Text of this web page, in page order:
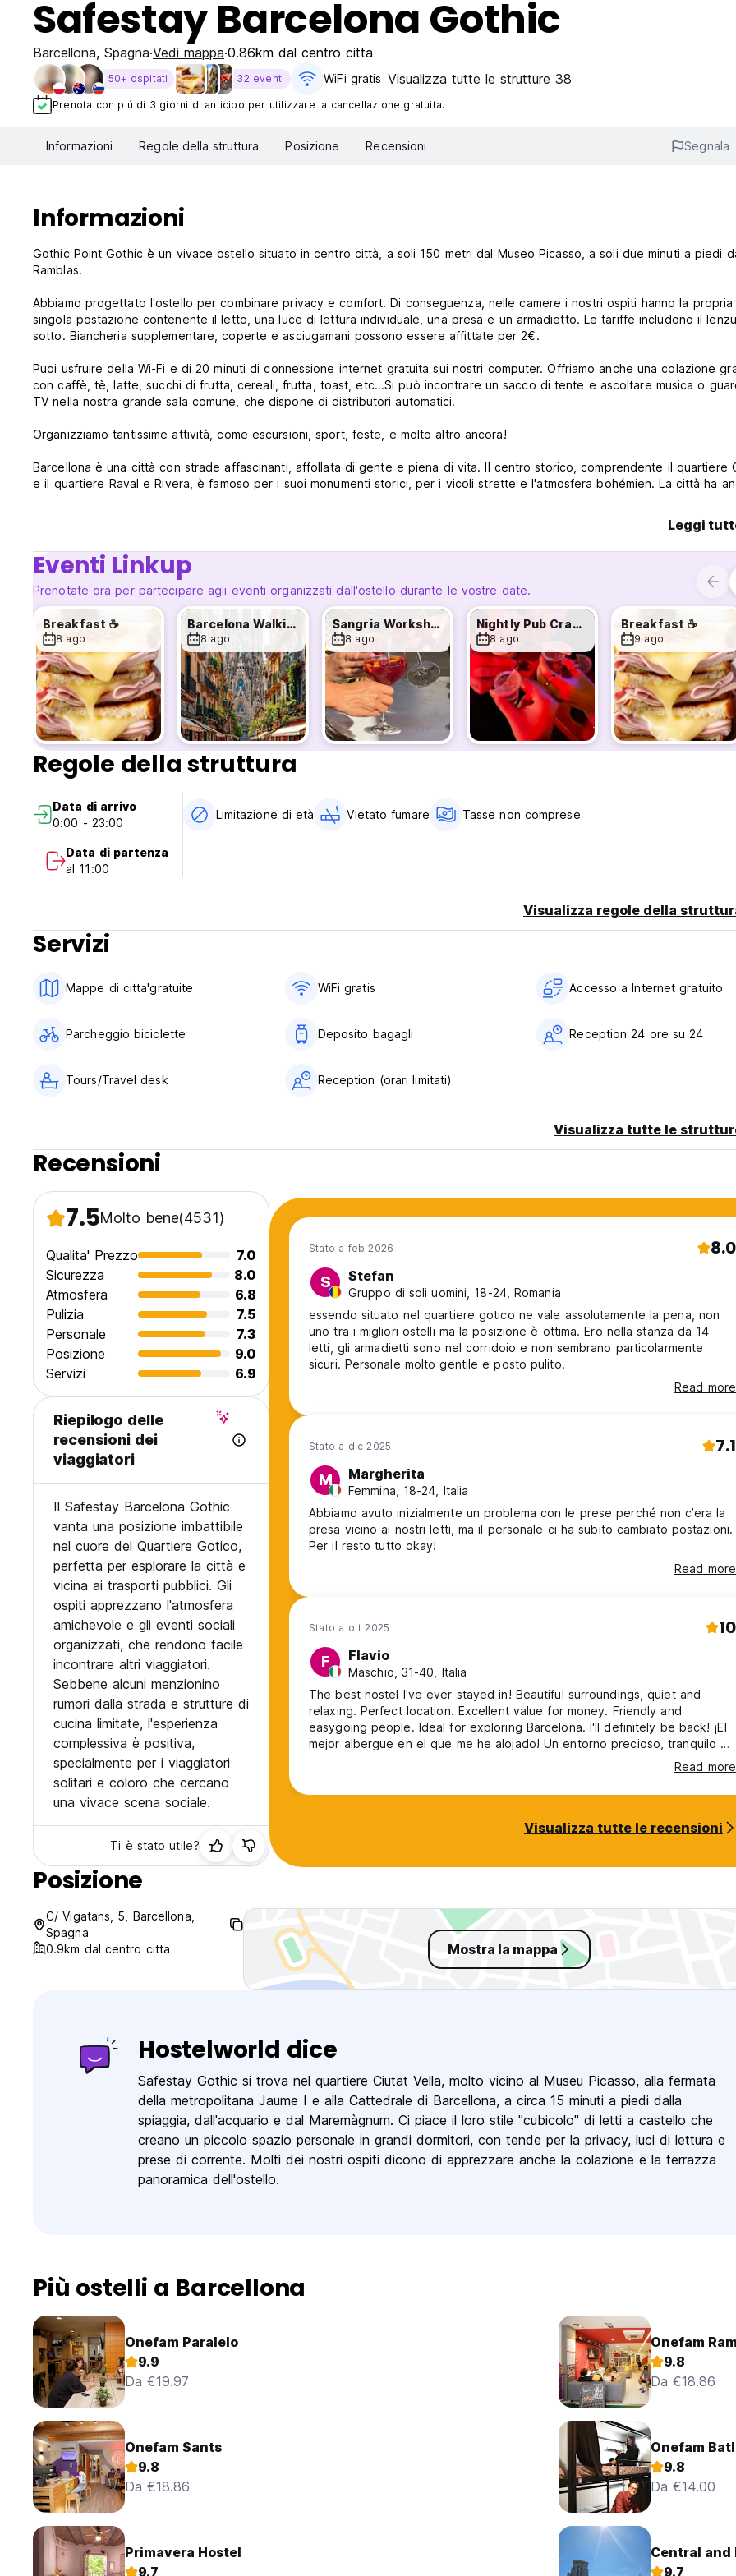
Safestay Barcelona Gothic
Barcellona, Spagna Vedi mappa 0.86km dal centro citta
50+ ospitati 32 eventi WiFi gratis Visualizza tutte le strutture 38
Prenota con piú di 3 giorni di anticipo per utilizzare la cancellazione gratuita.
Informazioni Regole della struttura Posizione Recensioni Segnala
Informazioni
Gothic Point Gothic è un vivace ostello situato in centro città, a soli 150 metri dal Museo Picasso, a soli due minuti a piedi
Ramblas.
Abbiamo progettato l'ostello per combinare privacy e comfort. Di conseguenza, nelle camere i nostri ospiti hanno la propria
singola postazione contenente il letto, una luce di lettura individuale, una presa e un armadietto. Le tariffe includono il
sotto. Biancheria supplementare, coperte e asciugamani possono essere affittate per 2€.
Puoi usfruire della Wi-Fi e di 20 minuti di connessione internet gratuita sui nostri computer. Offriamo anche una colazione
con caffè, tè, latte, succhi di frutta, cereali, frutta, toast, etc...Si può incontrare un sacco di tente e ascoltare musica o
TV nella nostra grande sala comune, che dispone di distributori automatici.
Organizziamo tantissime attività, come escursioni, sport, feste, e molto altro ancora!
Barcellona è una città con strade affascinanti, affollata di gente e piena di vita. Il centro storico, comprendente il quartiere Gotico
e il quartiere Raval e Rivera, è famoso per i suoi monumenti storici, per i vicoli strette e l'atmosfera bohémien. La città ha
Barcellona è l'unica capitale europea con oltre quattro chilometri di spiaggia dove si può godere dei più moderni comfort;
spiagge non sono lontane dai monumenti storici di Barcellona che hanno aperto la nostra moderna e cosmopolita città al
Il Point Gothic è uno dei ostelli Equity Point.
Le persone di età inferiore ai 18 anni sono ammessi solo di soggiornare in camere private o dormitori che sono prenotati
l'utilizzo di una sola famiglia o gruppo di persone, e non posso condividere dormitori con altri ospiti. Le persone sotto i 18
devono viaggiare con i loro genitori o tutore legale
Leggi
Eventi Linkup
Prenotate ora per partecipare agli eventi organizzati dall'ostello durante le vostre date.
Breakfast ☕
8 ago
Barcelona Walking Tour 🚶‍♂️
8 ago
Sangria Workshop 🍷
8 ago
Nightly Pub Crawl 🍻
8 ago
Breakfast ☕
9 ago
Regole della struttura
Data di arrivo
0:00 - 23:00
Data di partenza
al 11:00
Limitazione di età Vietato fumare Tasse non comprese
Visualizza regole della
Servizi
Mappe di citta'gratuite WiFi gratis Accesso a Internet gratuito
Parcheggio biciclette Deposito bagagli Reception 24 ore su 24
Tours/Travel desk Reception (orari limitati)
Visualizza tutte le
Recensioni
7.5Molto bene(4531)
Qualita' Prezzo
7.0
Sicurezza
8.0
Atmosfera
6.8
Pulizia
7.5
Personale
7.3
Posizione
9.0
Servizi
6.9
Riepilogo delle
recensioni dei
viaggiatori
Il Safestay Barcelona Gothic
vanta una posizione imbattibile
nel cuore del Quartiere Gotico,
perfetta per esplorare la città e
vicina ai trasporti pubblici. Gli
ospiti apprezzano l'atmosfera
amichevole e gli eventi sociali
organizzati, che rendono facile
incontrare altri viaggiatori.
Sebbene alcuni menzionino
rumori dalla strada e strutture di
cucina limitate, l'esperienza
complessiva è positiva,
specialmente per i viaggiatori
solitari e coloro che cercano
una vivace scena sociale.
Ti è stato utile?
Stato a feb 2026 8.0
S Stefan
Gruppo di soli uomini, 18-24, Romania
essendo situato nel quartiere gotico ne vale assolutamente la pena, non
uno tra i migliori ostelli ma la posizione è ottima. Ero nella stanza da 14
letti, gli armadietti sono nel corridoio e non sembrano particolarmente
sicuri. Personale molto gentile e posto pulito.
Read more
Stato a dic 2025 7.1
M Margherita
Femmina, 18-24, Italia
Abbiamo avuto inizialmente un problema con le prese perché non c’era la
presa vicino ai nostri letti, ma il personale ci ha subito cambiato postazioni.
Per il resto tutto okay!
Read more
Stato a ott 2025 10
F Flavio
Maschio, 31-40, Italia
The best hostel I've ever stayed in! Beautiful surroundings, quiet and
relaxing. Perfect location. Excellent value for money. Friendly and
easygoing people. Ideal for exploring Barcelona. I'll definitely be back! ¡El
mejor albergue en el que me he alojado! Un entorno precioso, tranquilo y
relajante. La ubicación es perfecta. Excelente relación calidad-precio.
Gente amable y simpática. Ideal para descubrir Barcelona. ¡Sin duda
volveré!
Read more
Visualizza tutte le recensioni
Posizione
C/ Vigatans, 5, Barcellona,
Spagna
0.9km dal centro citta
Mostra la mappa
Hostelworld dice
Safestay Gothic si trova nel quartiere Ciutat Vella, molto vicino al Museu Picasso, alla fermata
della metropolitana Jaume I e alla Cattedrale di Barcellona, ​​a circa 15 minuti a piedi dalla
spiaggia, dall'acquario e dal Maremàgnum. Ci piace il loro stile "cubicolo" di letti a castello che
creano un piccolo spazio personale in grandi dormitori, con tende per la privacy, luci di lettura e
prese di corrente. Molti dei nostri ospiti dicono di apprezzare anche la colazione e la terrazza
panoramica dell'ostello.
Più ostelli a Barcellona
Onefam Paralelo
9.9
Da €19.97
Onefam
9.8
Da €18.86
Onefam Sants
9.8
Da €18.86
Onefam
9.8
Da €14.00
Primavera Hostel
9.7
Central and
9.7